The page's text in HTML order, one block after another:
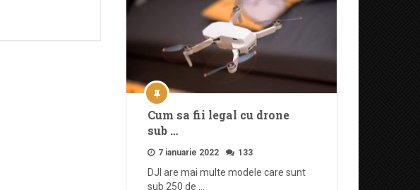
Cum sa fii legal cu drone
sub …
7 ianuarie 2022 133
DJI are mai multe modele care sunt
sub 250 de …